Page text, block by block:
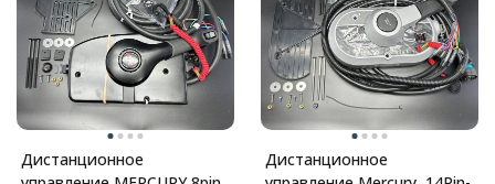
Дистанционное
Дистанционное